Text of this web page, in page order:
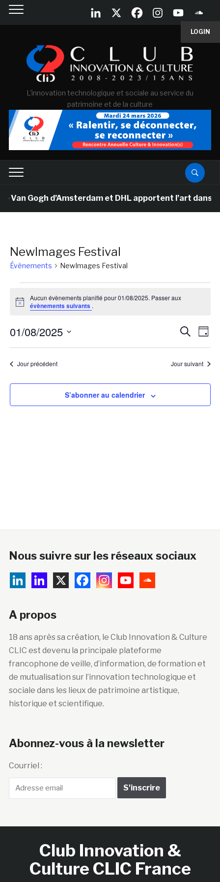
LOGIN
L'innovation technologique et sociale au service du
patrimoine et de la culture
Van Gogh d’Amsterdam et DHL apportent l’art dans
NewImages Festival
Évènements NewImages Festival
for
Notice
Aucun évènements planifié pour 01/08/2025. Passer aux
évènements suivants .
et
de
Jour
01/08/2025
Sélectionnez
uneJour précédent Jour suivant
S’abonner au calendrier
Nous suivre sur les réseaux sociaux
A propos
18 ans après sa création, le Club Innovation & Culture
CLIC est devenu la principale plateforme
francophone de veille, d’information, de formation et
de mutualisation sur l’innovation technologique et
sociale dans les lieux de patrimoine artistique,
historique et scientifique.
Abonnez-vous à la newsletter
Courriel :
Club Innovation &
Culture CLIC France